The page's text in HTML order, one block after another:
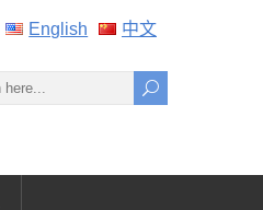
English 中文